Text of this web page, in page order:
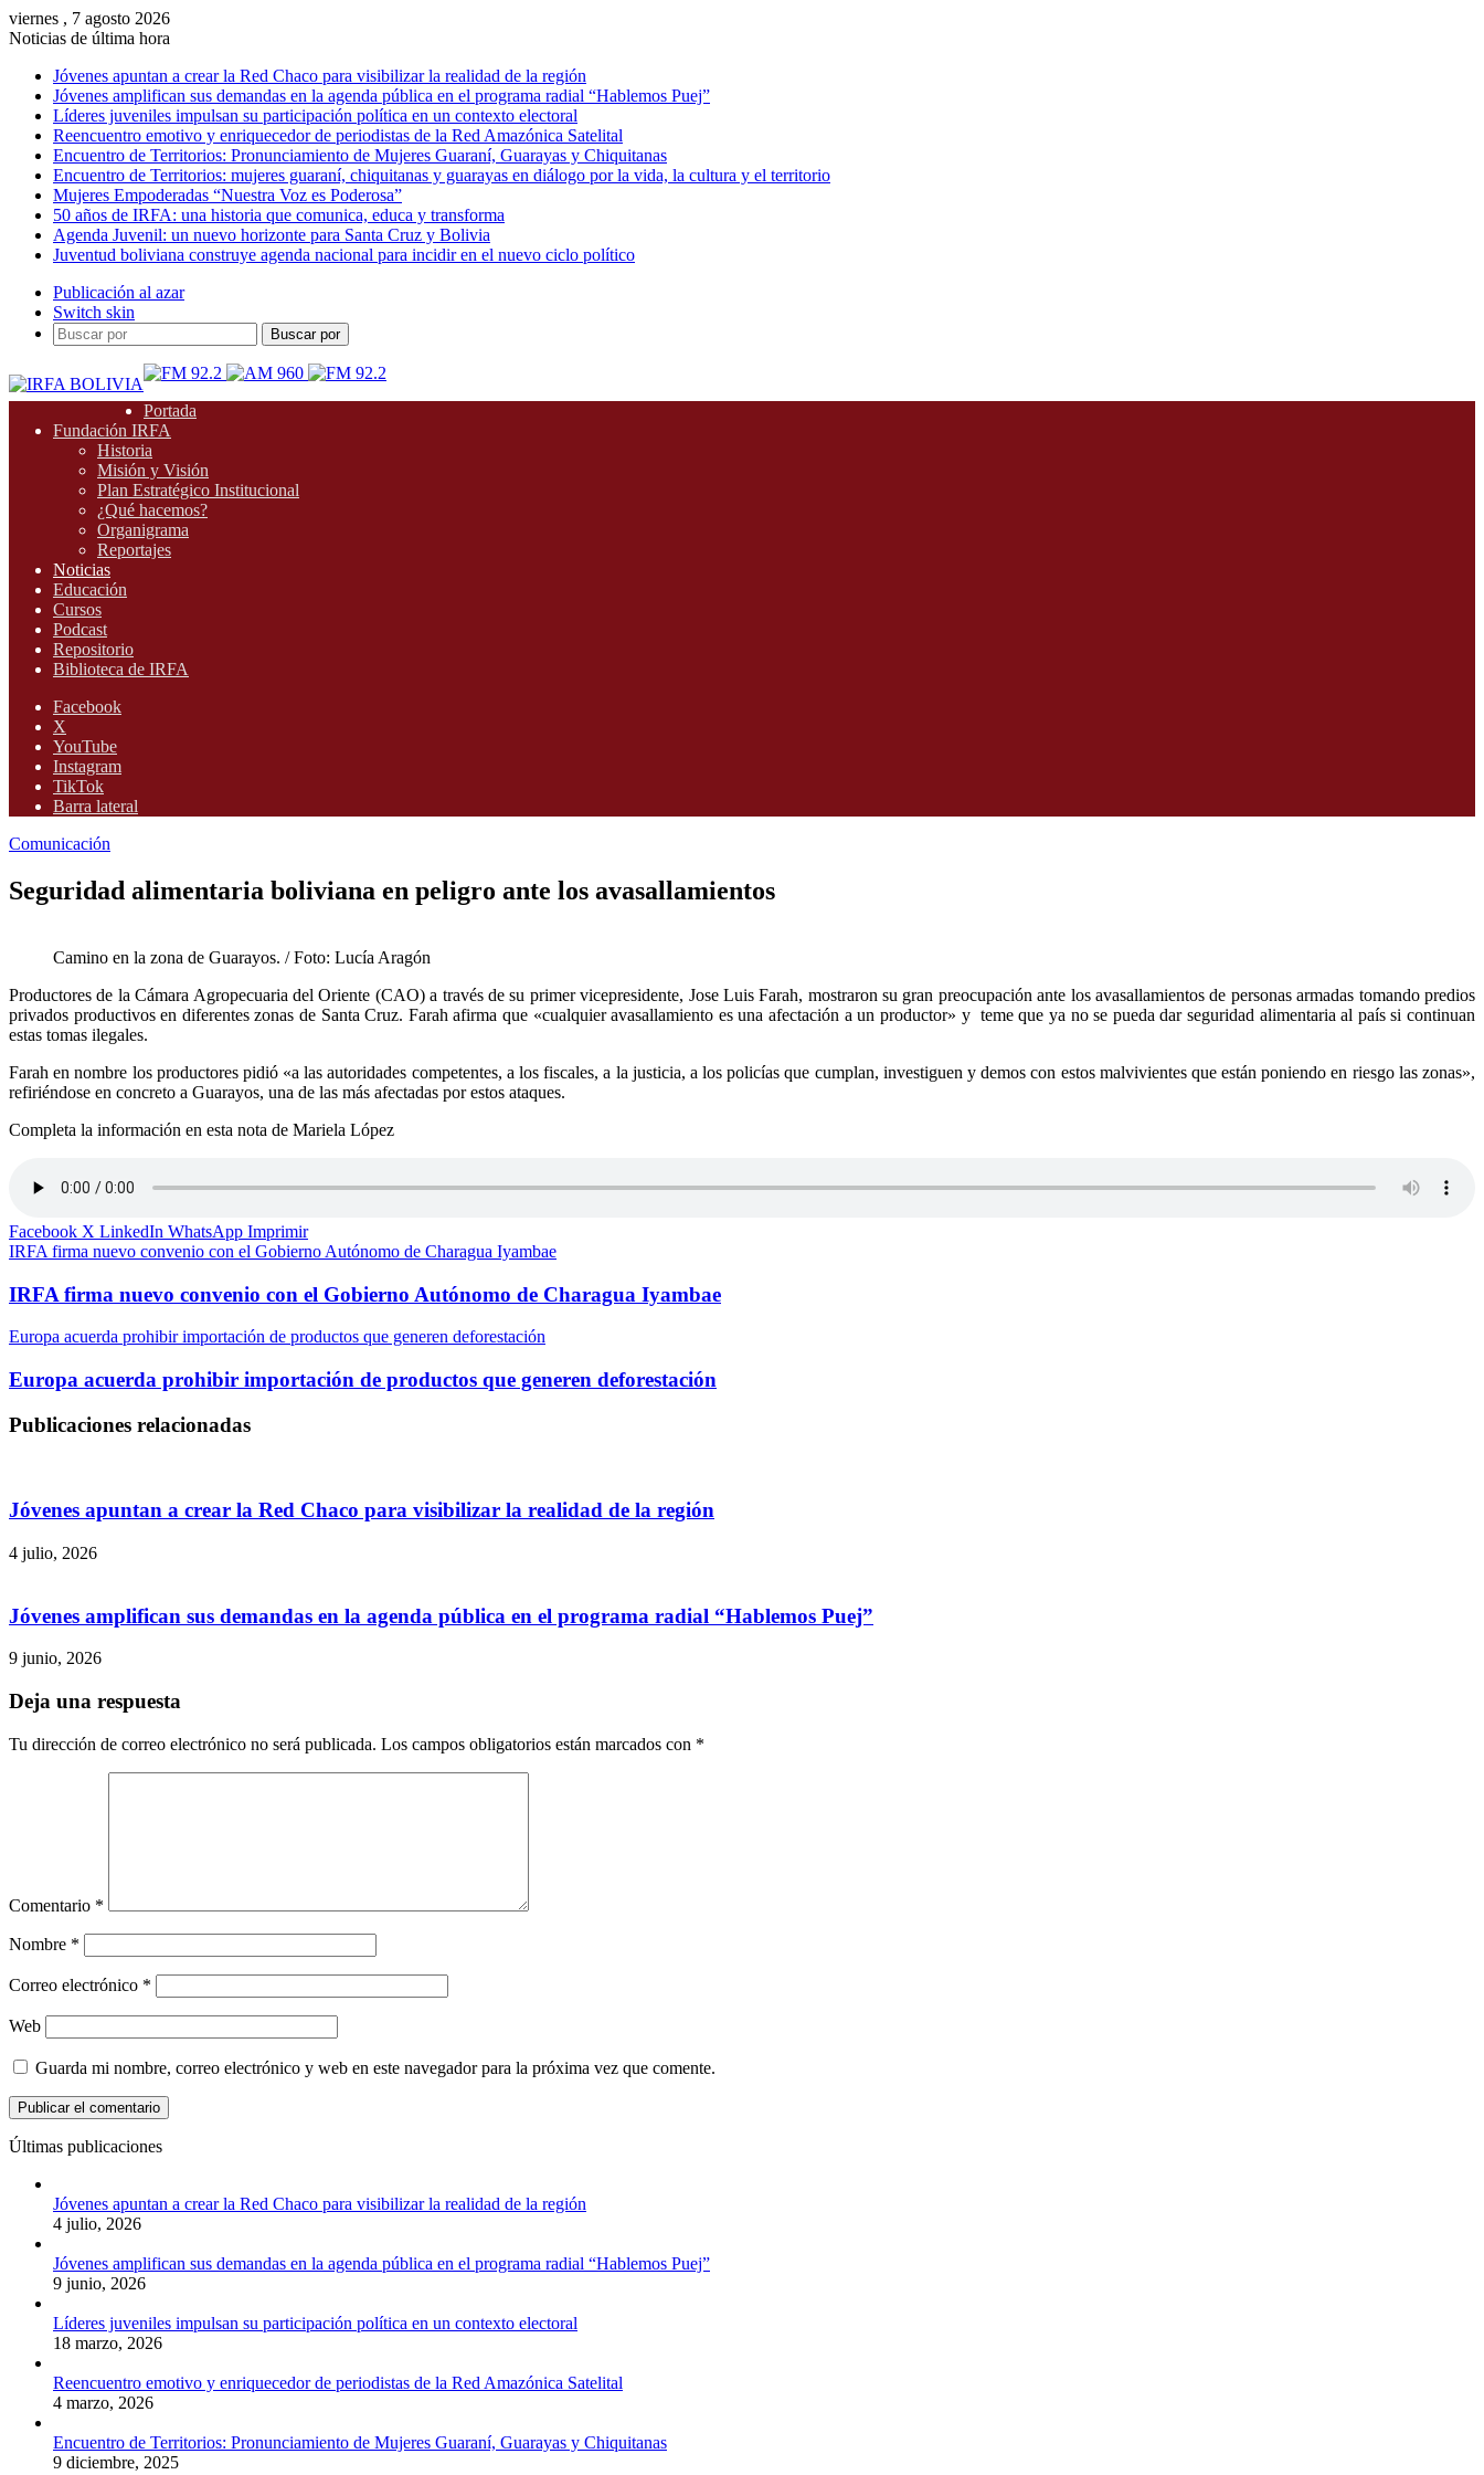
viernes , 7 agosto 2026
Noticias de última hora
Jóvenes apuntan a crear la Red Chaco para visibilizar la realidad de la región
Jóvenes amplifican sus demandas en la agenda pública en el programa radial “Hablemos Puej”
Líderes juveniles impulsan su participación política en un contexto electoral
Reencuentro emotivo y enriquecedor de periodistas de la Red Amazónica Satelital
Encuentro de Territorios: Pronunciamiento de Mujeres Guaraní, Guarayas y Chiquitanas
Encuentro de Territorios: mujeres guaraní, chiquitanas y guarayas en diálogo por la vida, la cultura y el territorio
Mujeres Empoderadas “Nuestra Voz es Poderosa”
50 años de IRFA: una historia que comunica, educa y transforma
Agenda Juvenil: un nuevo horizonte para Santa Cruz y Bolivia
Juventud boliviana construye agenda nacional para incidir en el nuevo ciclo político
Publicación al azar
Switch skin
Buscar por
Portada
Fundación IRFA
Historia
Misión y Visión
Plan Estratégico Institucional
¿Qué hacemos?
Organigrama
Reportajes
Noticias
Educación
Cursos
Podcast
Repositorio
Biblioteca de IRFA
Facebook
X
YouTube
Instagram
TikTok
Barra lateral
Comunicación
Seguridad alimentaria boliviana en peligro ante los avasallamientos
Camino en la zona de Guarayos. / Foto: Lucía Aragón
Productores de la Cámara Agropecuaria del Oriente (CAO) a través de su primer vicepresidente, Jose Luis Farah, mostraron su gran preocupación ante los avasallamientos de personas armadas tomando predios
privados productivos en diferentes zonas de Santa Cruz. Farah afirma que «cualquier avasallamiento es una afectación a un productor» y teme que ya no se pueda dar seguridad alimentaria al país si continuan
estas tomas ilegales.
Farah en nombre los productores pidió «a las autoridades competentes, a los fiscales, a la justicia, a los policías que cumplan, investiguen y demos con estos malvivientes que están poniendo en riesgo las zonas»,
refiriéndose en concreto a Guarayos, una de las más afectadas por estos ataques.
Completa la información en esta nota de Mariela López
Facebook X LinkedIn WhatsApp Imprimir
IRFA firma nuevo convenio con el Gobierno Autónomo de Charagua Iyambae
IRFA firma nuevo convenio con el Gobierno Autónomo de Charagua Iyambae
Europa acuerda prohibir importación de productos que generen deforestación
Europa acuerda prohibir importación de productos que generen deforestación
Publicaciones relacionadas
Jóvenes apuntan a crear la Red Chaco para visibilizar la realidad de la región
4 julio, 2026
Jóvenes amplifican sus demandas en la agenda pública en el programa radial “Hablemos Puej”
9 junio, 2026
Deja una respuesta
Tu dirección de correo electrónico no será publicada. Los campos obligatorios están marcados con *
Comentario *
Nombre *
Correo electrónico *
Web
Guarda mi nombre, correo electrónico y web en este navegador para la próxima vez que comente.
Últimas publicaciones
Jóvenes apuntan a crear la Red Chaco para visibilizar la realidad de la región
4 julio, 2026
Jóvenes amplifican sus demandas en la agenda pública en el programa radial “Hablemos Puej”
9 junio, 2026
Líderes juveniles impulsan su participación política en un contexto electoral
18 marzo, 2026
Reencuentro emotivo y enriquecedor de periodistas de la Red Amazónica Satelital
4 marzo, 2026
Encuentro de Territorios: Pronunciamiento de Mujeres Guaraní, Guarayas y Chiquitanas
9 diciembre, 2025